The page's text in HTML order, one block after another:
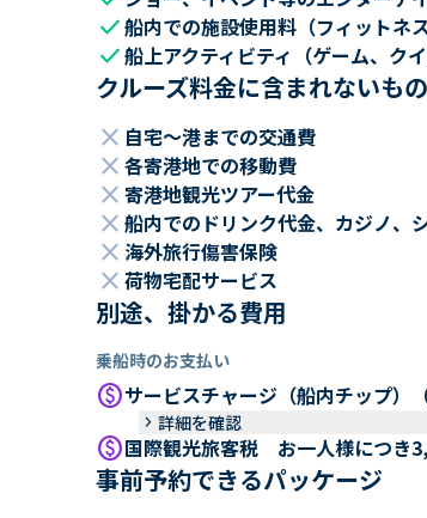
check船内での施設使用料（フィットネ
check船上アクティビティ（ゲーム、ク
クルーズ料金に含まれないもの
close 自宅～港までの交通費
close 各寄港地での移動費
close 寄港地観光ツアー代金
close 船内でのドリンク代金、カジノ、
close 海外旅行傷害保険
close 荷物宅配サービス
別途、掛かる費用
乗船時のお支払い
paidサービスチャージ（船内チップ）
keyboard_arrow_right 詳細を確認
paid国際観光旅客税 お一人様につき
事前予約できるパッケージ